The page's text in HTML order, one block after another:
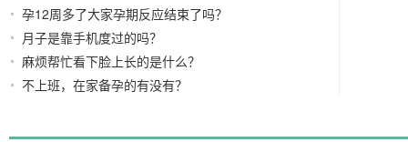
孕12周多了大家孕期反应结束了吗？
月子是靠手机度过的吗？
麻烦帮忙看下脸上长的是什么？
不上班，在家备孕的有没有？